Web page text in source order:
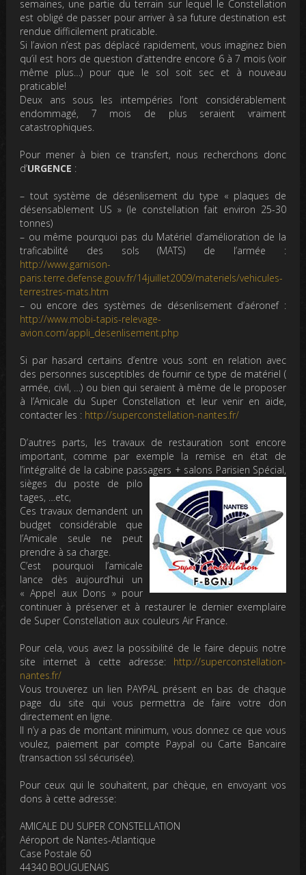
semaines, une partie du terrain sur lequel le Constellation
est obligé de passer pour arriver à sa future destination est
rendue difficilement praticable.
Si l’avion n’est pas déplacé rapidement, vous imaginez bien
qu’il est hors de question d’attendre encore 6 à 7 mois (voir
même plus…) pour que le sol soit sec et à nouveau
praticable!
Deux ans sous les intempéries l’ont considérablement
endommagé, 7 mois de plus seraient vraiment
catastrophiques.
Pour mener à bien ce transfert, nous recherchons donc
d’URGENCE :
– tout système de désenlisement du type « plaques de
désensablement US » (le constellation fait environ 25-30
tonnes)
– ou même pourquoi pas du Matériel d’amélioration de la
traficabilité des sols (MATS) de l’armée :
http://www.garnison-
paris.terre.defense.gouv.fr/14juillet2009/materiels/vehicules-
terrestres-mats.htm
– ou encore des systèmes de désenlisement d’aéronef :
http://www.mobi-tapis-relevage-
avion.com/appli_desenlisement.php
Si par hasard certains d’entre vous sont en relation avec
des personnes susceptibles de fournir ce type de matériel (
armée, civil, …) ou bien qui seraient à même de le proposer
à l’Amicale du Super Constellation et leur venir en aide,
contacter les : http://superconstellation-nantes.fr/
D’autres parts, les travaux de restauration sont encore
important, comme par exemple la remise en état de
l’intégralité de la cabine passagers + salons Parisien Spécial,
sièges du poste de pilo
tages, …etc,
Ces travaux demandent un
budget considérable que
l’Amicale seule ne peut
prendre à sa charge.
C’est pourquoi l’amicale
lance dès aujourd’hui un
« Appel aux Dons » pour
continuer à préserver et à restaurer le dernier exemplaire
de Super Constellation aux couleurs Air France.
Pour cela, vous avez la possibilité de le faire depuis notre
site internet à cette adresse: http://superconstellation-
nantes.fr/
Vous trouverez un lien PAYPAL présent en bas de chaque
page du site qui vous permettra de faire votre don
directement en ligne.
Il n’y a pas de montant minimum, vous donnez ce que vous
voulez, paiement par compte Paypal ou Carte Bancaire
(transaction ssl sécurisée).
Pour ceux qui le souhaitent, par chèque, en envoyant vos
dons à cette adresse:
AMICALE DU SUPER CONSTELLATION
Aéroport de Nantes-Atlantique
Case Postale 60
44340 BOUGUENAIS